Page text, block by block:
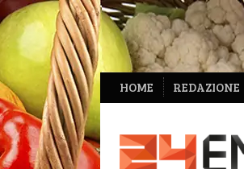
NAVIGAZIONE
SECONDARIA
HOME REDAZIONE